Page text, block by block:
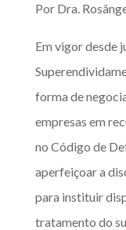
Por Dra.
Em vigor desde
forma de
empresas em
no Código de
aperfeiçoar a
para instituir
tratamento do